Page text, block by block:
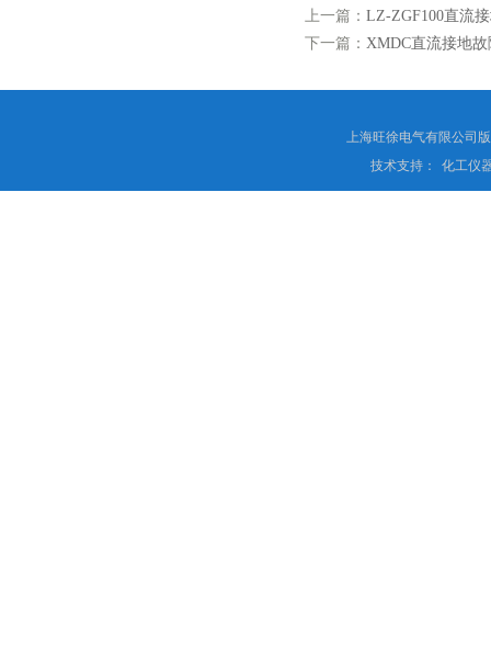
上一篇： LZ-ZGF100直流
下一篇： XMDC直流接地
上海旺徐电气有限公司
技术支持：
化工仪